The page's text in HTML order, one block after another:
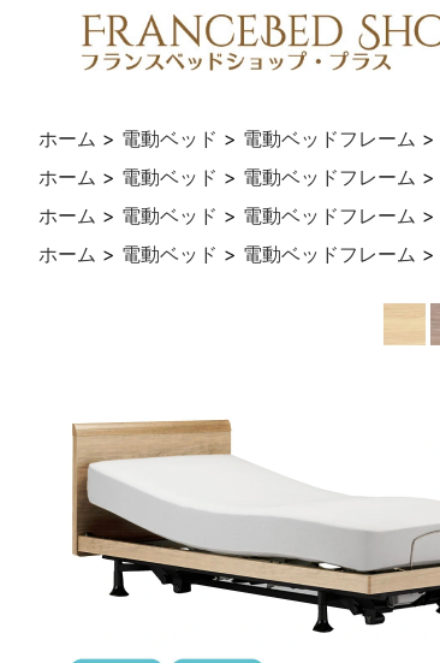
ホーム > 電動ベッド > 電動ベッドフレーム >
ホーム > 電動ベッド > 電動ベッドフレーム >
ホーム > 電動ベッド > 電動ベッドフレーム >
ホーム > 電動ベッド > 電動ベッドフレーム >